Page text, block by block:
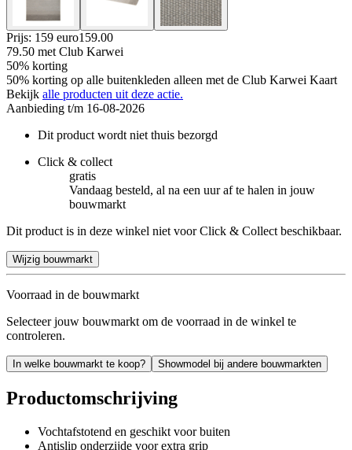
Prijs: 159 euro159.00
79.50 met Club Karwei
50% korting
50% korting op alle buitenkleden alleen met de Club Karwei Kaart
Bekijk alle producten uit deze actie.
Aanbieding t/m 16-08-2026
Dit product wordt niet thuis bezorgd
Click & collect
gratis
Vandaag besteld, al na een uur af te halen in jouw
bouwmarkt
Dit product is in deze winkel niet voor Click & Collect beschikbaar.
Wijzig bouwmarkt
Voorraad in de bouwmarkt
Selecteer jouw bouwmarkt om de voorraad in de winkel te
controleren.
In welke bouwmarkt te koop? Showmodel bij andere bouwmarkten
Productomschrijving
Vochtafstotend en geschikt voor buiten
Antislip onderzijde voor extra grip